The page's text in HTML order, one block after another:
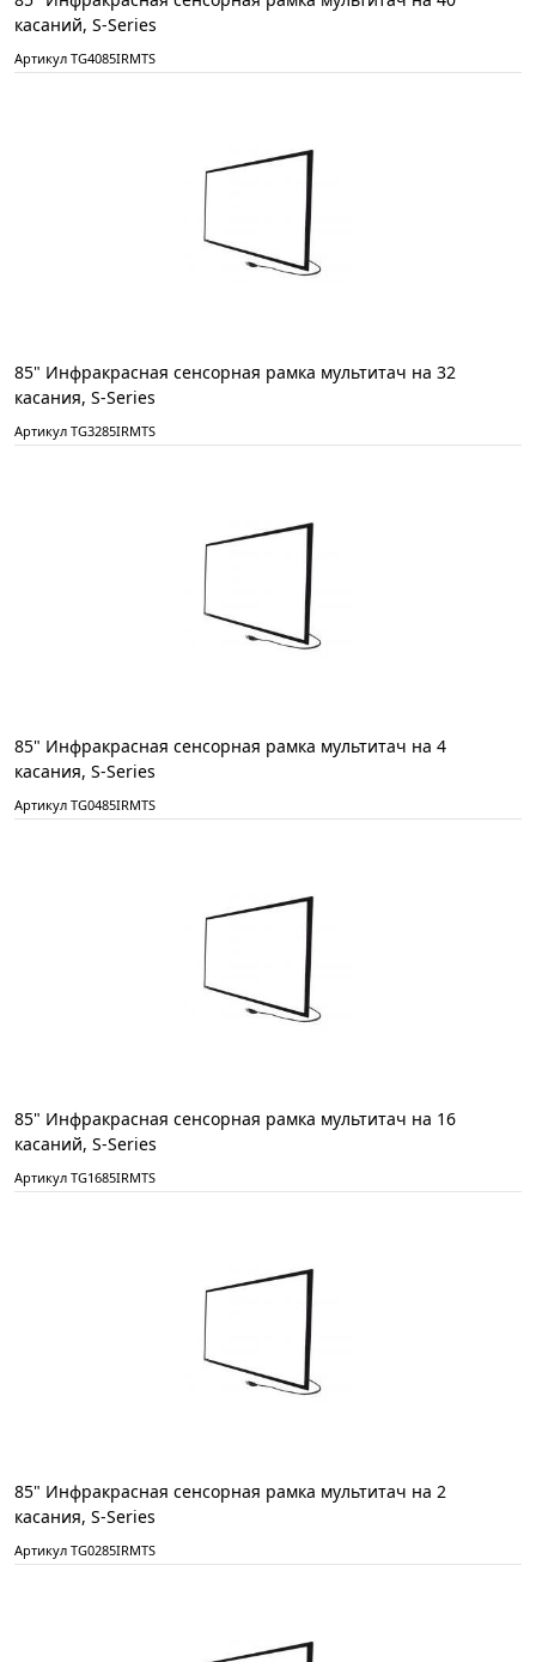
касаний, S-Series
Артикул TG4085IRMTS
85" Инфракрасная сенсорная рамка мультитач на 32
касания, S-Series
Артикул TG3285IRMTS
85" Инфракрасная сенсорная рамка мультитач на 4
касания, S-Series
Артикул TG0485IRMTS
85" Инфракрасная сенсорная рамка мультитач на 16
касаний, S-Series
Артикул TG1685IRMTS
85" Инфракрасная сенсорная рамка мультитач на 2
касания, S-Series
Артикул TG0285IRMTS